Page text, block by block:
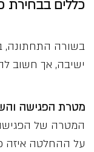
כללים בבחירת
בשורה התחתונה,
ישיבה, אך חשוב
מטרת הפגישה
המטרה של
על ההחלטה איזה